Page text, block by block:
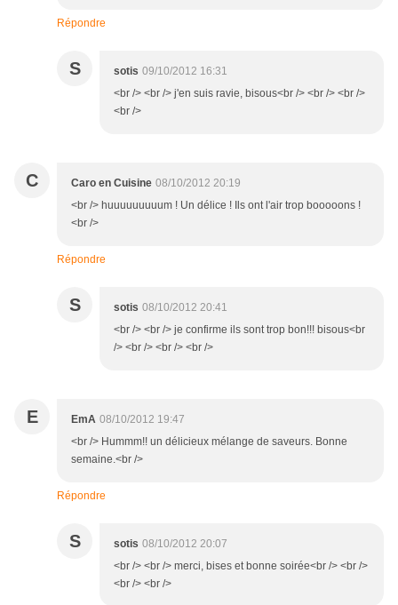
Répondre
S sotis 09/10/2012 16:31
<br /> <br /> j'en suis ravie, bisous<br /> <br /> <br />
<br />
C Caro en Cuisine 08/10/2012 20:19
<br /> huuuuuuuuum ! Un délice ! Ils ont l'air trop booooons !
<br />
Répondre
S sotis 08/10/2012 20:41
<br /> <br /> je confirme ils sont trop bon!!! bisous<br
/> <br /> <br /> <br />
E EmA 08/10/2012 19:47
<br /> Hummm!! un délicieux mélange de saveurs. Bonne
semaine.<br />
Répondre
S sotis 08/10/2012 20:07
<br /> <br /> merci, bises et bonne soirée<br /> <br />
<br /> <br />